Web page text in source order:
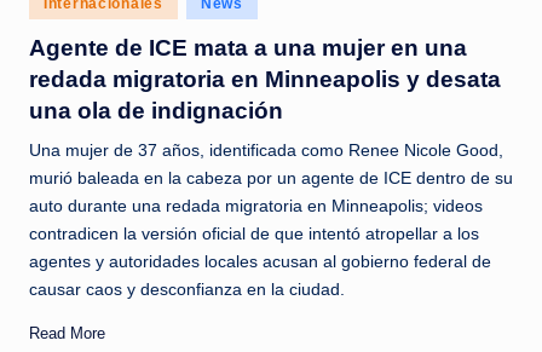
c
i
a
a
l
i
n
s
in
Internacionales News
Agente de ICE mata a una mujer en una
redada migratoria en Minneapolis y desata
una ola de indignación
Una mujer de 37 años, identificada como Renee Nicole Good,
murió baleada en la cabeza por un agente de ICE dentro de su
auto durante una redada migratoria en Minneapolis; videos
contradicen la versión oficial de que intentó atropellar a los
agentes y autoridades locales acusan al gobierno federal de
causar caos y desconfianza en la ciudad.
Read More